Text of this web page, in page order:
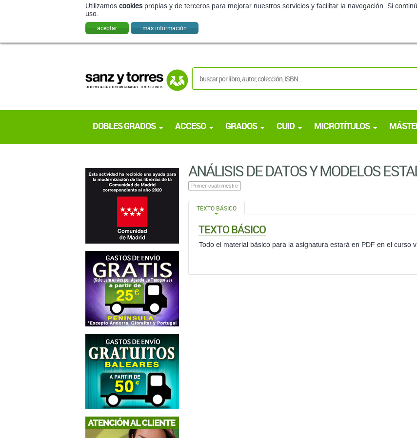
Utilizamos cookies propias y de terceros para mejorar nuestros servicios y facilitar la navegación. Si
uso.
aceptar más información
DOBLES GRADOS ACCESO GRADOS CUID MICROTÍTULOS
ANÁLISIS DE DATOS Y MODELOS
Primer cuatrimestre
TEXTO BÁSICO
TEXTO BÁSICO
Todo el material básico para la asignatura estará en PDF en el curso